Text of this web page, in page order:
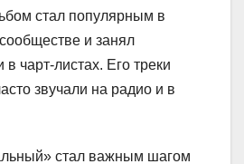
стал популярным в
и занял
чарт-листах. Его треки
звучали на радио и в
стал важным шагом